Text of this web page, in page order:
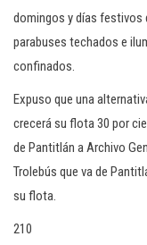
domingos y días festivos
parabuses techados e
confinados.
Expuso que una
crecerá su flota 30 por
de Pantitlán a Archivo
Trolebús que va de
su flota.
210